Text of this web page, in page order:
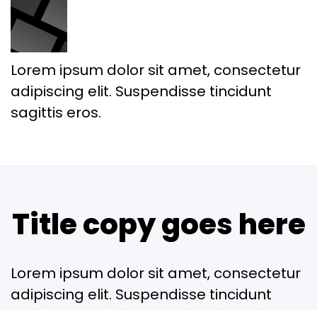
Lorem ipsum dolor sit amet, consectetur
adipiscing elit. Suspendisse tincidunt
sagittis eros.
Title copy goes here
Lorem ipsum dolor sit amet, consectetur
adipiscing elit. Suspendisse tincidunt